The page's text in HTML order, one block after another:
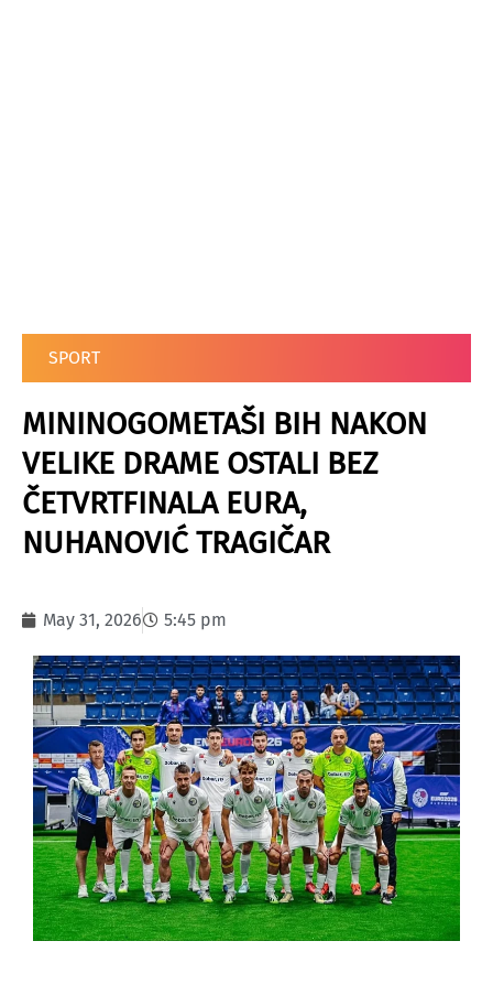
SPORT
MININOGOMETAŠI BIH NAKON
VELIKE DRAME OSTALI BEZ
ČETVRTFINALA EURA,
NUHANOVIĆ TRAGIČAR
May 31, 2026 5:45 pm